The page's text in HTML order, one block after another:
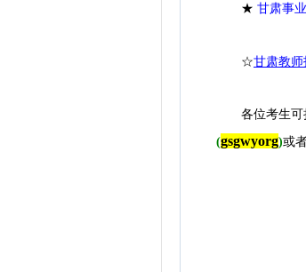
★ 甘肃事
☆甘肃教
各位考生可
(gsgwyorg)或